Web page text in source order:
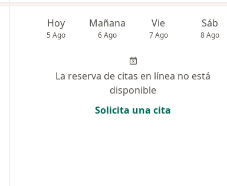
Hoy
5 Ago
Mañana
6 Ago
Vie
7 Ago
Sáb
8 Ago
La reserva de citas en línea no está
disponible
Solicita una cita